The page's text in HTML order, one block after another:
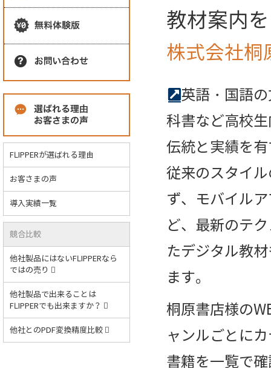
教材案内
株式会社桐
英語・国語
科書など高校
伝統と実績を
従来のスタイ
ず、モバイル
ど、最新のテ
たデジタル教
ます。
桐原書店様の
ャンルごとに
書籍を一覧で
FLIPPERが選ばれる理由
お客さまの声
導入実績一覧
競合比較
他社製品にはないFLIPPERなら
ではの売り
他社製品で出来ることは
FLIPPERでも出来ますか？
他社とのPDF変換精度比較